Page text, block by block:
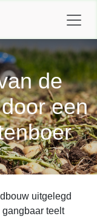
de
een
uitgelegd
teelt